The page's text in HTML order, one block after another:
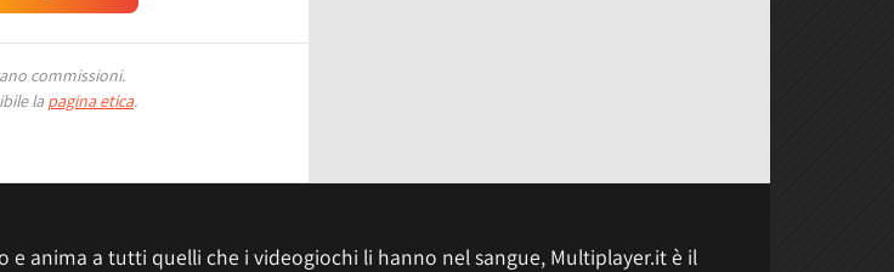
commissioni.
la pagina etica.
e anima a tutti quelli che i videogiochi li hanno nel sangue, Multiplayer.it è il